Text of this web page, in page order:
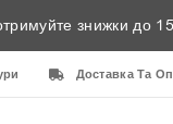
знижки до
Доставка Та